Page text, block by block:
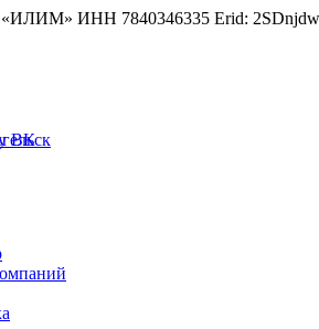
«ИЛИМ» ИНН 7840346335 Erid: